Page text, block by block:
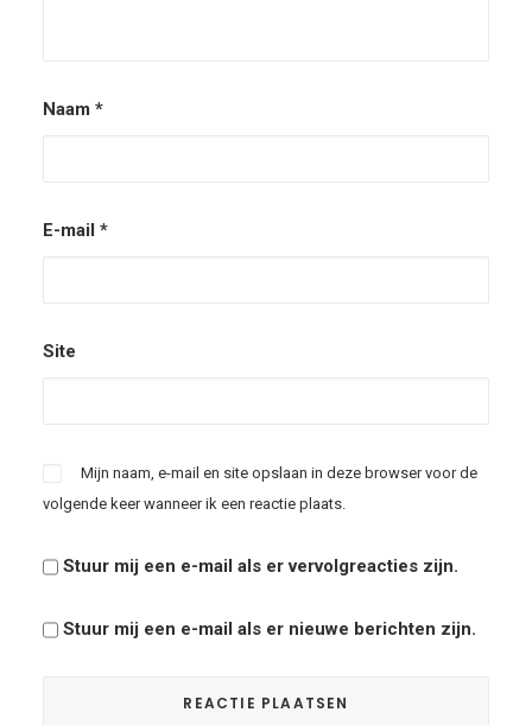
Naam *
E-mail *
Site
Mijn naam, e-mail en site opslaan in deze browser voor de
volgende keer wanneer ik een reactie plaats.
Stuur mij een e-mail als er vervolgreacties zijn.
Stuur mij een e-mail als er nieuwe berichten zijn.